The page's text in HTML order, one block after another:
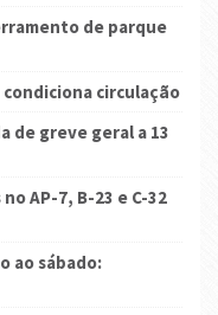
de parque
circulação
de greve geral a 13
AP-7, B-23 e C-32
ao sábado: